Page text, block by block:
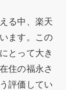
る中、楽天
ます。この
とって大き
住の福永さ
評価してい